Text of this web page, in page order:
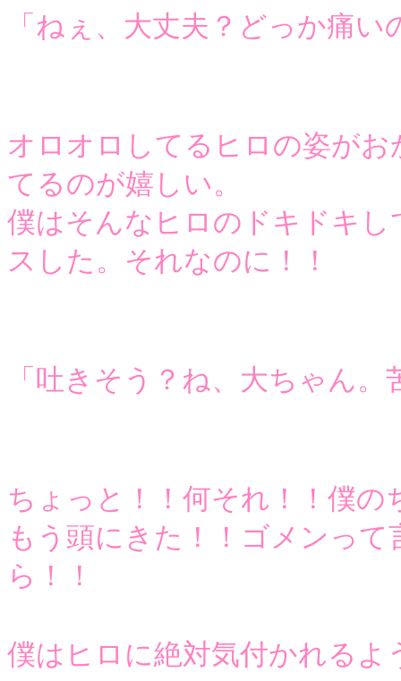
「ねぇ、大丈夫？どっか痛
オロオロしてるヒロの姿が
てるのが嬉しい。
僕はそんなヒロのドキドキ
スした。それなのに！！
「吐きそう？ね、大ちゃん。
ちょっと！！何それ！！僕
もう頭にきた！！ゴメンっ
ら！！
僕はヒロに絶対気付かれる